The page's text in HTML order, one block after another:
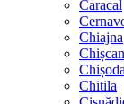
Caracal
Chiajna
Chișoda
Chitila